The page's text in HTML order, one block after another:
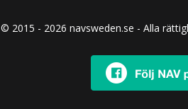
© 2015 - 2026 navsweden.se - Alla